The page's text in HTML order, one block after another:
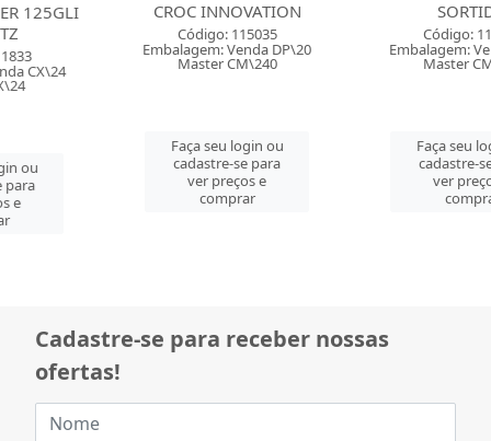
CROC INNOVATION
Embalagem: Venda DP\20
Faça seu login ou
cadastre-se para
Embalagem: Venda CX\24
Faça seu login ou
cadastre-se para
Cadastre-se para receber nossas
ofertas!